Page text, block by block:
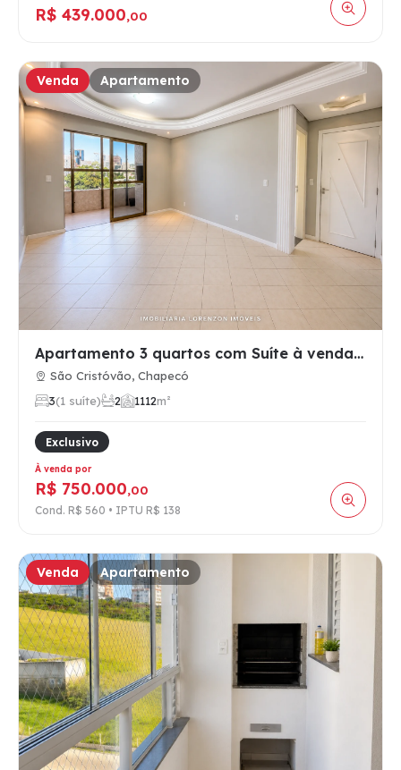
R$ 439.000,00
Venda Apartamento
Apartamento 3 quartos com Suíte à venda no Bairro São Cristó…
São Cristóvão, Chapecó
3(1 suíte) 2 1112m²
Exclusivo
À venda por
R$ 750.000,00
Cond. R$ 560 • IPTU R$ 138
Venda Apartamento